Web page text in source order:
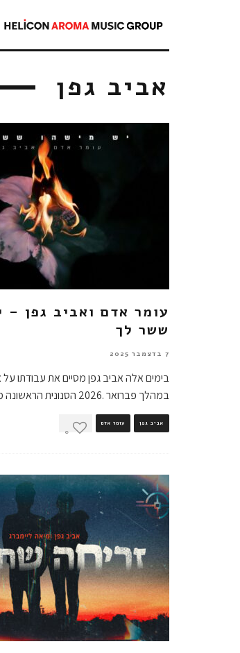
אביב גפן
עומר אדם ואביב גפן –
ששר לך
7 בדצמבר 2025
בימים אלה אביב גפן מסיים את עבודתו
במהלך פברואר .2026 הסנונית הראשונה מתוך הפרויקט
אביב גפן עומר אדם
0